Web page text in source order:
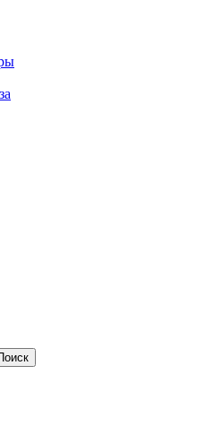
для дома сада огорода —